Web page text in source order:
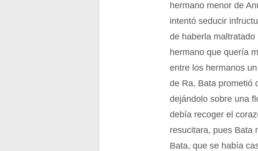
hermano menor de
intentó seducir
de haberla
hermano que quería
entre los hermanos
de Ra, Bata prometió
dejándolo sobre una
debía recoger el
resucitara, pues Bata
Bata, que se había